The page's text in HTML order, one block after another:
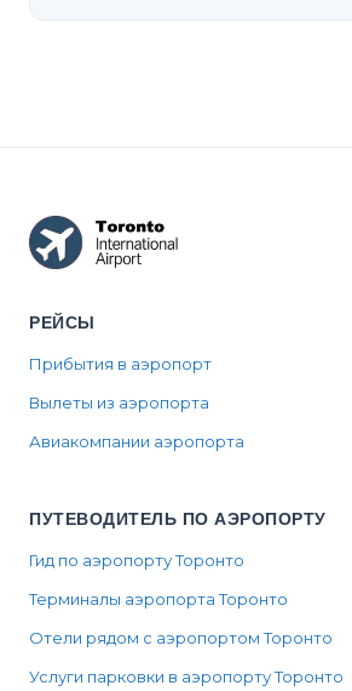
РЕЙСЫ
Прибытия в аэропорт
Вылеты из аэропорта
Авиакомпании аэропорта
ПУТЕВОДИТЕЛЬ ПО АЭРОПОРТУ
Гид по аэропорту Торонто
Терминалы аэропорта Торонто
Отели рядом с аэропортом Торонто
Услуги парковки в аэропорту Торонто